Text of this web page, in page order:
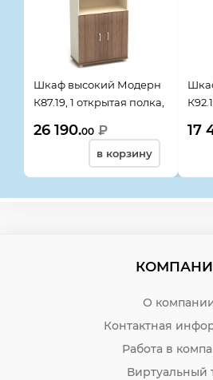
Шкаф высокий Модерн
К87.19, 1 открытая полка,
дуб шамони темный
26 190.00 ₽
в корзину
17
О
Контактная
Работа в
Виртуальный